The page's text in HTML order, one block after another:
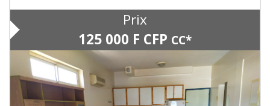
Prix
125 000 F CFP CC*